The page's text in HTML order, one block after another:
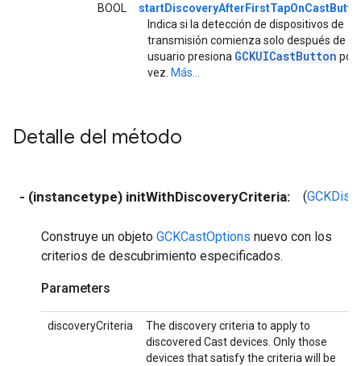
BOOL
Indica si la detección de dispositivos de
transmisión comienza solo después de
usuario presiona GCKUICastButton por
vez. Más...
Detalle del método
- (instancetype) initWithDiscoveryCriteria: (
Construye un objeto GCKCastOptions nuevo con los
criterios de descubrimiento especificados.
Parameters
discoveryCriteria
The discovery criteria to apply to
discovered Cast devices. Only those
devices that satisfy the criteria will be